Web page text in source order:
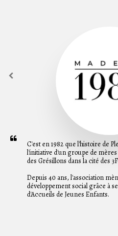
C'est en 1982 que l'histoire de
l'initiative d'un groupe de
des Grésillons dans la cité des
Depuis 40 ans, l'association
développement social grâce à
d'Accueils de Jeunes Enfants.